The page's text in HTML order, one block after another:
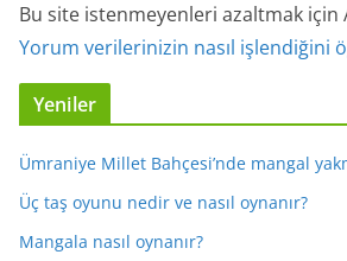
Bu site istenmeyenleri azaltmak için
Yorum verilerinizin nasıl işlendiğini
Yeniler
Ümraniye Millet Bahçesi’nde mangal
Üç taş oyunu nedir ve nasıl oynanır?
Mangala nasıl oynanır?